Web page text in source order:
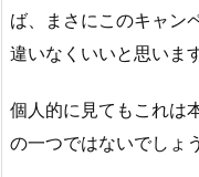
ば、まさにこのキャン
違いなくいいと思います
個人的に見てもこれは
の一つではないでしょ